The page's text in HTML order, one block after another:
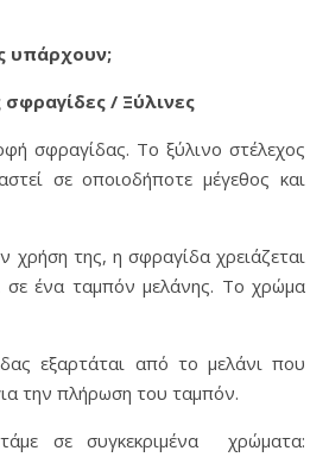
υπάρχουν;
/ Ξύλινες
σφραγίδας. Το ξύλινο στέλεχος
σε οποιοδήποτε μέγεθος και
χρήση της, η σφραγίδα χρειάζεται
ένα ταμπόν μελάνης. Το χρώμα
εξαρτάται από το μελάνι που
την πλήρωση του ταμπόν.
σε συγκεκριμένα χρώματα: